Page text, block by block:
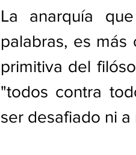
La anarquía
palabras, es más
primitiva del
"todos contra
ser desafiado ni